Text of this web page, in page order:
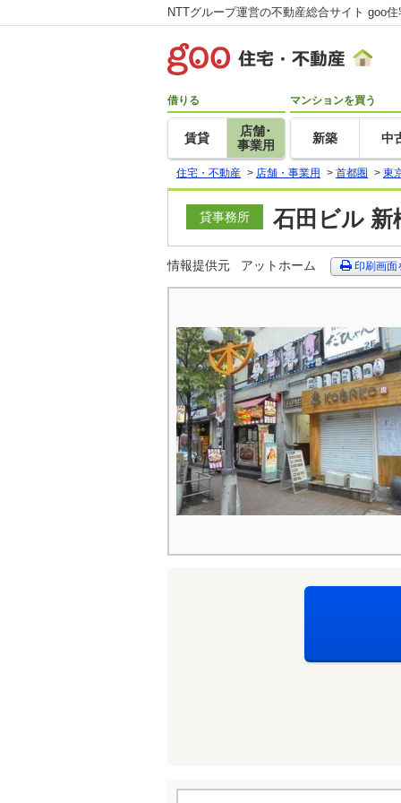
NTTグループ運営の不動産総合サイト goo
借りる
賃貸
店舗･
事業用
マンションを買う
新築 中
住宅・不動産 > 店舗・事業用 > 首都圏 > 東
貸事務所 石田ビル 新
情報提供元 アットホーム 印刷画面